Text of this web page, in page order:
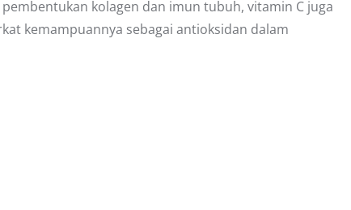
kolagen dan imun tubuh, vitamin C juga
kemampuannya sebagai antioksidan dalam